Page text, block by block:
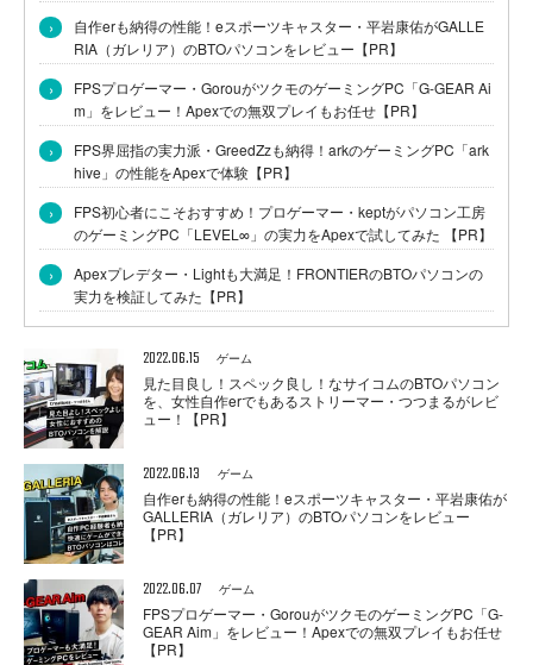
›
自作erも納得の性能！eスポーツキャスター・平岩康佑がGALLE
RIA（ガレリア）のBTOパソコンをレビュー【PR】
›
FPSプロゲーマー・GorouがツクモのゲーミングPC「G-GEAR Ai
m」をレビュー！Apexでの無双プレイもお任せ【PR】
›
FPS界屈指の実力派・GreedZzも納得！arkのゲーミングPC「ark
hive」の性能をApexで体験【PR】
›
FPS初心者にこそおすすめ！プロゲーマー・keptがパソコン工房
のゲーミングPC「LEVEL∞」の実力をApexで試してみた 【PR】
›
Apexプレデター・Lightも大満足！FRONTIERのBTOパソコンの
実力を検証してみた【PR】
2022.06.15 ゲーム
見た目良し！スペック良し！なサイコムのBTOパソコン
を、女性自作erでもあるストリーマー・つつまるがレビ
ュー！【PR】
2022.06.13 ゲーム
自作erも納得の性能！eスポーツキャスター・平岩康佑が
GALLERIA（ガレリア）のBTOパソコンをレビュー
【PR】
2022.06.07 ゲーム
FPSプロゲーマー・GorouがツクモのゲーミングPC「G-
GEAR Aim」をレビュー！Apexでの無双プレイもお任せ
【PR】